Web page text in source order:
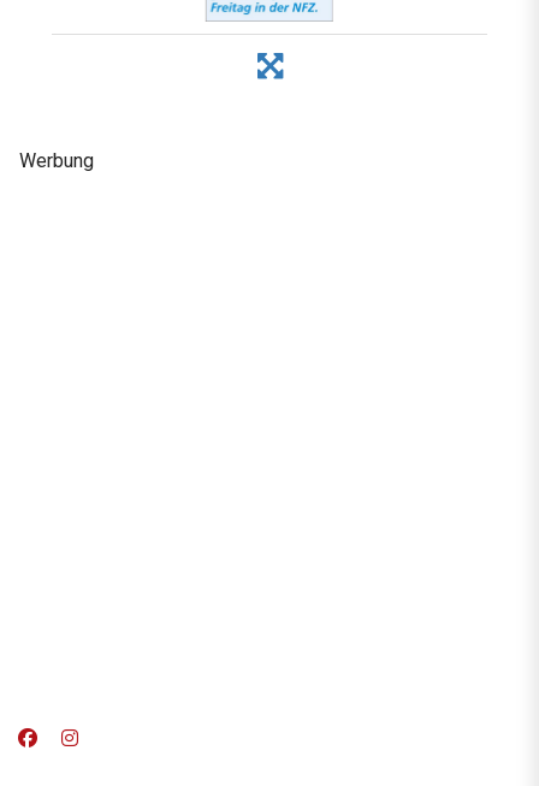
Werbung